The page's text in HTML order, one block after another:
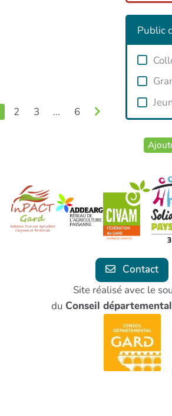
Public
2 3 ... 6
Contact
Site réalisé avec le
du Conseil